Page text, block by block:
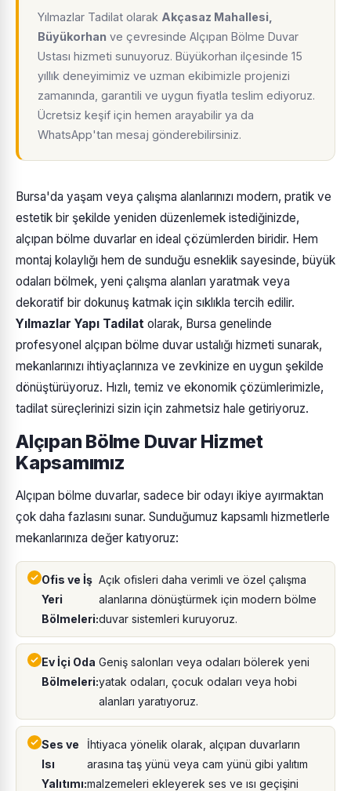
Yılmazlar Tadilat olarak Akçasaz Mahallesi,
Büyükorhan ve çevresinde Alçıpan Bölme Duvar
Ustası hizmeti sunuyoruz. Büyükorhan ilçesinde 15
yıllık deneyimimiz ve uzman ekibimizle projenizi
zamanında, garantili ve uygun fiyatla teslim ediyoruz.
Ücretsiz keşif için hemen arayabilir ya da
WhatsApp'tan mesaj gönderebilirsiniz.
Bursa'da yaşam veya çalışma alanlarınızı modern, pratik ve
estetik bir şekilde yeniden düzenlemek istediğinizde,
alçıpan bölme duvarlar en ideal çözümlerden biridir. Hem
montaj kolaylığı hem de sunduğu esneklik sayesinde, büyük
odaları bölmek, yeni çalışma alanları yaratmak veya
dekoratif bir dokunuş katmak için sıklıkla tercih edilir.
Yılmazlar Yapı Tadilat olarak, Bursa genelinde
profesyonel alçıpan bölme duvar ustalığı hizmeti sunarak,
mekanlarınızı ihtiyaçlarınıza ve zevkinize en uygun şekilde
dönüştürüyoruz. Hızlı, temiz ve ekonomik çözümlerimizle,
tadilat süreçlerinizi sizin için zahmetsiz hale getiriyoruz.
Alçıpan Bölme Duvar Hizmet
Kapsamımız
Alçıpan bölme duvarlar, sadece bir odayı ikiye ayırmaktan
çok daha fazlasını sunar. Sunduğumuz kapsamlı hizmetlerle
mekanlarınıza değer katıyoruz:
Ofis ve İş
Yeri
Bölmeleri:
Açık ofisleri daha verimli ve özel çalışma
alanlarına dönüştürmek için modern bölme
duvar sistemleri kuruyoruz.
Ev İçi Oda
Bölmeleri:
Geniş salonları veya odaları bölerek yeni
yatak odaları, çocuk odaları veya hobi
alanları yaratıyoruz.
Ses ve
Isı
Yalıtımı:
İhtiyaca yönelik olarak, alçıpan duvarların
arasına taş yünü veya cam yünü gibi yalıtım
malzemeleri ekleyerek ses ve ısı geçişini